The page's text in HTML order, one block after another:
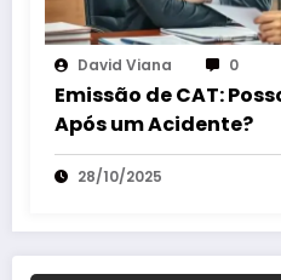
David Viana 0
Emissão de CAT:
Após um Acidente?
28/10/2025